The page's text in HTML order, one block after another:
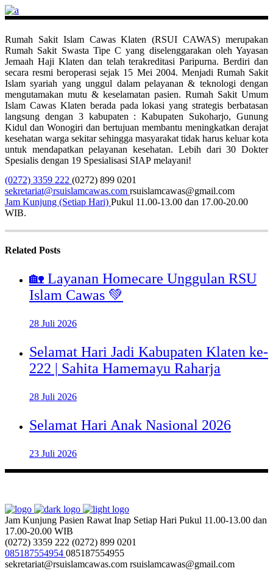
Rumah Sakit Islam Cawas Klaten (RSUI CAWAS) merupakan
Rumah Sakit Swasta Tipe C yang diselenggarakan oleh Yayasan
Jemaah Haji Klaten dan telah terakreditasi Paripurna. Berdiri dan
secara resmi beroperasi sejak 15 Mei 2004. Menjadi Rumah Sakit
Islam syariah yang unggul dalam pelayanan & teknologi dengan
mengutamakan mutu & keselamatan pasien. Rumah Sakit Umum
Islam Cawas Klaten berada pada lokasi yang strategis berbatasan
langsung dengan 3 kabupaten : Kabupaten Sukoharjo, Gunung
Kidul dan Wonogiri dan bertujuan membantu meningkatkan derajat
kesehatan warga sekitar sehingga masyarakat tidak harus keluar kota
untuk mendapatkan pelayanan kesehatan. Lebih dari 30 Dokter
Spesialis dengan 19 Spesialisasi SIAP melayani!
(0272) 3359 222 (0272) 899 0201
sekretariat@rsuislamcawas.com rsuislamcawas@gmail.com
Jam Kunjung (Setiap Hari) Pukul 11.00-13.00 dan 17.00-20.00
WIB.
Related Posts
🏡 Layanan Homecare Unggulan RSU
Islam Cawas 💚
28 Juli 2026
Selamat Hari Jadi Kabupaten Klaten ke-
222 | Sahita Hamemayu Raharja
28 Juli 2026
Selamat Hari Anak Nasional 2026
23 Juli 2026
Jam Kunjung Pasien Rawat Inap Setiap Hari Pukul 11.00-13.00 dan
17.00-20.00 WIB
(0272) 3359 222 (0272) 899 0201
085187554954 085187554955
sekretariat@rsuislamcawas.com rsuislamcawas@gmail.com